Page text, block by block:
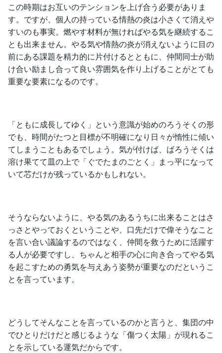
この時期はお互いのテンションを上げ合う必要がありま
す。ですが、個人の持っている情熱の炎は小さくて消えや
すいのも事実。燃やす材料が無ければやる気を継続するこ
とも出来ません。やる気や情熱の炎が消えないように目の
前にある課題を精力的に片付けるとともに、仲間同士が助
け合い励まし合って良い雰囲気を作り上げることがとても
重要な要素になるのです。
「ともに成長してゆく」という意識が始めのろうそくの形
でも、時間がたつと目標が不明確になり日々が惰性に傾い
てしまうこともあるでしょう。気が付けば、ばろうそくは
溶け果てて皿の上で「ぐでたまのごとく」まっ平になって
いて芯だけが残っているかもしれない。
そうならないように、やる気のあるうちに出来ることはさ
っさとやっておくということや、口先だけで偉そうなこと
を言い合い議論するのではなく、仲間を救うために活躍す
る人が必要ですし、ちゃんと相手の心に向き合ってやる気
を起こすための勇気を与えあう姿勢が重要なのだというこ
とを言っています。
どうしてそんなことを言っているのかと言うと、集団の中
でひとりだけだと感じるような「傷つく太陽」が現れるこ
とを示している運気だからです。